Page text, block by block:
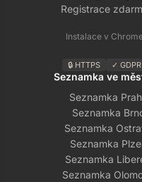
Registrace
Instalace v
🔒 HTTPS ✓ GDPR
Seznamka ve
Seznamka
Seznamka
Seznamka
Seznamka
Seznamka
Seznamka